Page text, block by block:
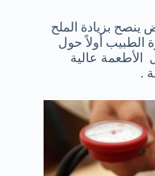
بزيادة الملح
أولاً حول
الأطعمة عالية
.